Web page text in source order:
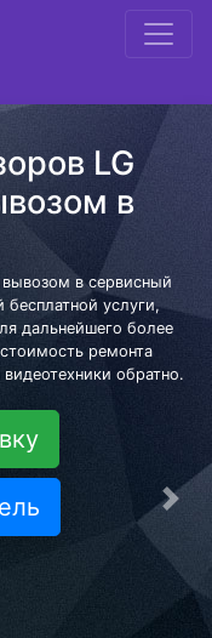
LG
в
вывозом в сервисный
услуги,
дальнейшего более
ремонта
обратно.